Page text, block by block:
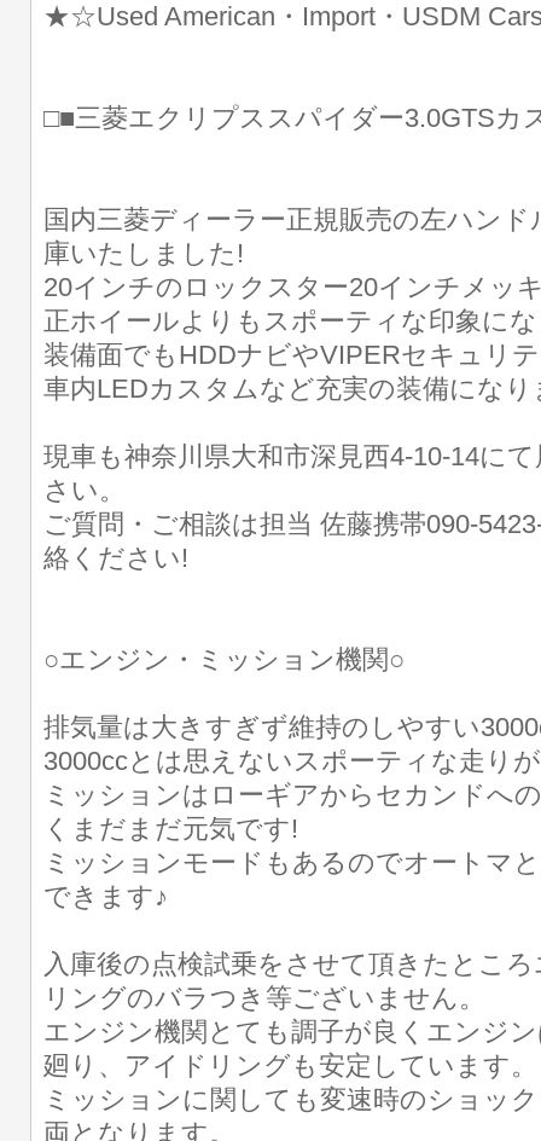
★☆Used American・Import・USDM
□■三菱エクリプススパイダー3.0GTSカ
国内三菱ディーラー正規販売の左ハン
庫いたしました!
20インチのロックスター20インチメッ
正ホイールよりもスポーティな印象に
装備面でもHDDナビやVIPERセキュリ
車内LEDカスタムなど充実の装備になり
現車も神奈川県大和市深見西4-10-14に
さい。
ご質問・ご相談は担当 佐藤携帯090-
絡ください!
○エンジン・ミッション機関○
排気量は大きすぎず維持のしやすい
3000ccとは思えないスポーティな走り
ミッションはローギアからセカンドへ
くまだまだ元気です!
ミッションモードもあるのでオートマ
できます♪
入庫後の点検試乗をさせて頂きたとこ
リングのバラつき等ございません。
エンジン機関とても調子が良くエンジ
廻り、アイドリングも安定しています
ミッションに関しても変速時のショッ
両となります。